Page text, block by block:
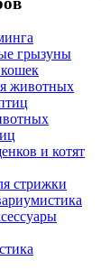
грызуны
животных
и котят
стрижки